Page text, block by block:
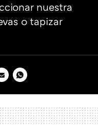
nuestra
o tapizar